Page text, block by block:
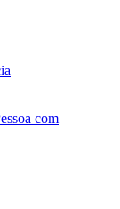
com